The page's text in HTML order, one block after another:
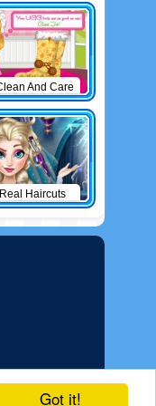
Got it!
And Care
Haircuts